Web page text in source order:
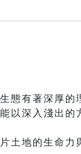
態有著深厚的
以深入淺出的
土地的生命力